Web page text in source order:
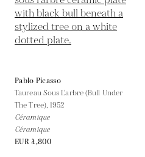
Pablo Picasso
Taureau Sous L'arbre (Bull Under
The Tree),1952
Céramique
Céramique
EUR 4,800